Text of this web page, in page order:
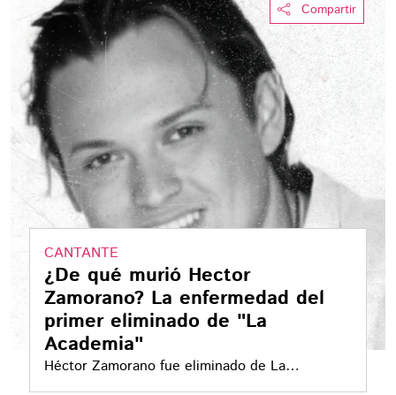
Compartir
CANTANTE
¿De qué murió Hector
Zamorano? La enfermedad del
primer eliminado de "La
Academia"
Héctor Zamorano fue eliminado de La
Academia en su primera edición